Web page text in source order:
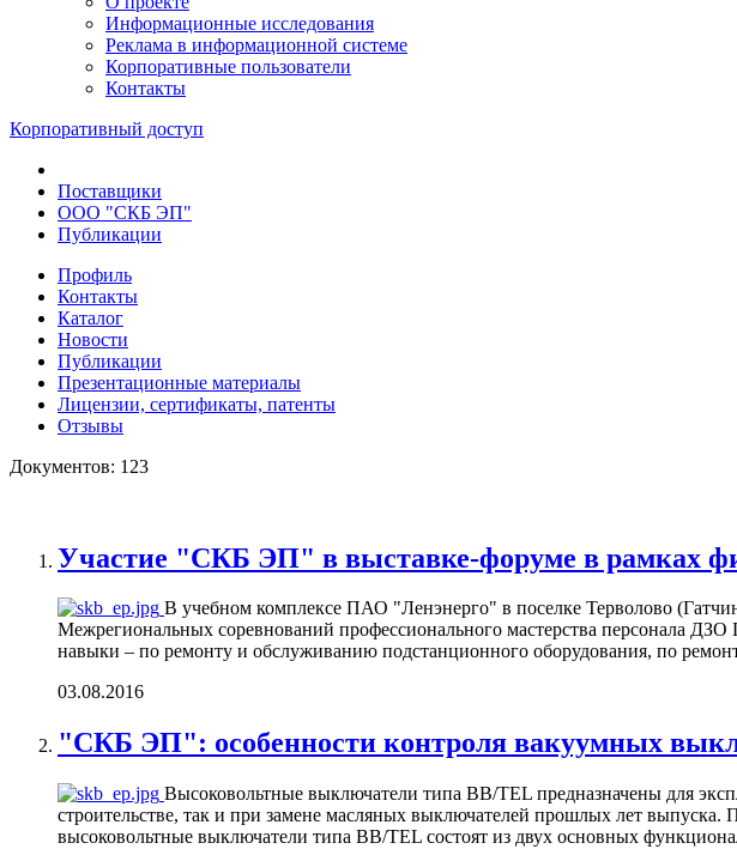
Информационные исследования
Реклама в информационной системе
Корпоративные пользователи
Контакты
Корпоративный доступ
Поставщики
ООО "СКБ ЭП"
Публикации
Профиль
Контакты
Каталог
Новости
Публикации
Презентационные материалы
Лицензии, сертификаты, патенты
Отзывы
Документов: 123
Участие "СКБ ЭП" в выставке-форуме в рамках
В учебном комплексе ПАО "Ленэнерго" в поселке Терволово
Межрегиональных соревнований профессионального мастерства персонала
навыки – по ремонту и обслуживанию подстанционного оборудования, по
03.08.2016
"СКБ ЭП": особенности контроля вакуумных
Высоковольтные выключатели типа ВВ/TEL предназначены для
строительстве, так и при замене масляных выключателей прошлых лет
высоковольтные выключатели типа BB/TEL состоят из двух основных